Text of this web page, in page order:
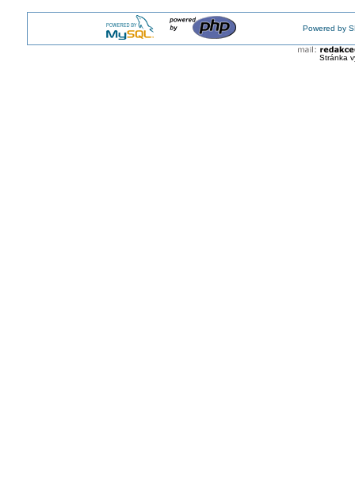
Dáte tip na venkovni IP kameru 1080/poe na NVR?
Jaký máte barevný obraz bezpečnostní kamery v nočních
Jakou zabezpečovací techniku doporučujete klientům pro jejich
Powered by
Stránka